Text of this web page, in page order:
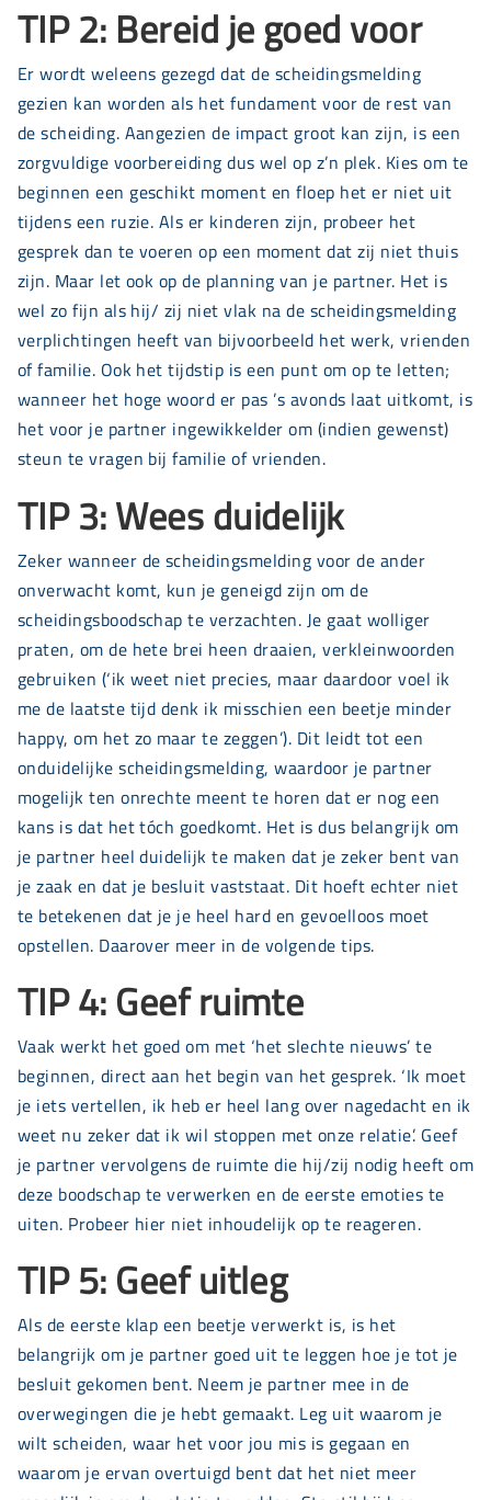
TIP 2: Bereid je goed voor
Er wordt weleens gezegd dat de scheidingsmelding
gezien kan worden als het fundament voor de rest van
de scheiding. Aangezien de impact groot kan zijn, is een
zorgvuldige voorbereiding dus wel op z’n plek. Kies om te
beginnen een geschikt moment en floep het er niet uit
tijdens een ruzie. Als er kinderen zijn, probeer het
gesprek dan te voeren op een moment dat zij niet thuis
zijn. Maar let ook op de planning van je partner. Het is
wel zo fijn als hij/ zij niet vlak na de scheidingsmelding
verplichtingen heeft van bijvoorbeeld het werk, vrienden
of familie. Ook het tijdstip is een punt om op te letten;
wanneer het hoge woord er pas ’s avonds laat uitkomt, is
het voor je partner ingewikkelder om (indien gewenst)
steun te vragen bij familie of vrienden.
TIP 3: Wees duidelijk
Zeker wanneer de scheidingsmelding voor de ander
onverwacht komt, kun je geneigd zijn om de
scheidingsboodschap te verzachten. Je gaat wolliger
praten, om de hete brei heen draaien, verkleinwoorden
gebruiken (‘ik weet niet precies, maar daardoor voel ik
me de laatste tijd denk ik misschien een beetje minder
happy, om het zo maar te zeggen’). Dit leidt tot een
onduidelijke scheidingsmelding, waardoor je partner
mogelijk ten onrechte meent te horen dat er nog een
kans is dat het tóch goedkomt. Het is dus belangrijk om
je partner heel duidelijk te maken dat je zeker bent van
je zaak en dat je besluit vaststaat. Dit hoeft echter niet
te betekenen dat je je heel hard en gevoelloos moet
opstellen. Daarover meer in de volgende tips.
TIP 4: Geef ruimte
Vaak werkt het goed om met ‘het slechte nieuws’ te
beginnen, direct aan het begin van het gesprek. ‘Ik moet
je iets vertellen, ik heb er heel lang over nagedacht en ik
weet nu zeker dat ik wil stoppen met onze relatie’. Geef
je partner vervolgens de ruimte die hij/zij nodig heeft om
deze boodschap te verwerken en de eerste emoties te
uiten. Probeer hier niet inhoudelijk op te reageren.
TIP 5: Geef uitleg
Als de eerste klap een beetje verwerkt is, is het
belangrijk om je partner goed uit te leggen hoe je tot je
besluit gekomen bent. Neem je partner mee in de
overwegingen die je hebt gemaakt. Leg uit waarom je
wilt scheiden, waar het voor jou mis is gegaan en
waarom je ervan overtuigd bent dat het niet meer